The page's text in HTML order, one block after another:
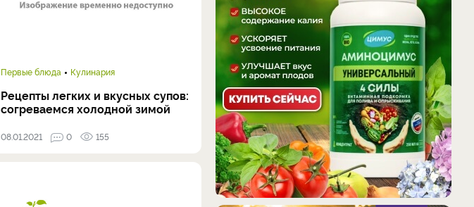
Первые блюда Кулинария
Рецепты легких и вкусных супов:
согреваемся холодной зимой
08.01.2021 0 155